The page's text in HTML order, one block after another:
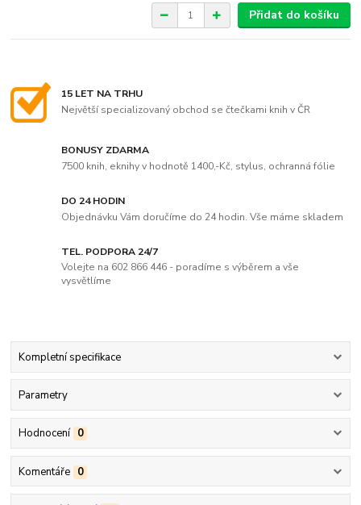
Přidat do košíku
15 LET NA TRHU
Největší specializovaný obchod se čtečkami knih v ČR
BONUSY ZDARMA
7500 knih, eknihy v hodnotě 1400,-Kč, stylus, ochranná fólie
DO 24 HODIN
Objednávku Vám doručíme do 24 hodin. Vše máme skladem
TEL. PODPORA 24/7
Volejte na 602 866 446 - poradíme s výběrem a vše
vysvětlíme
Kompletní specifikace
Parametry
Hodnocení 0
Komentáře 0